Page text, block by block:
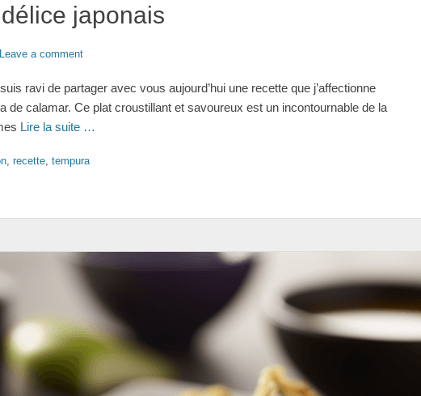
japonais
Leave a comment
ravi de partager avec vous aujourd’hui une recette que j’affectionne
de calamar. Ce plat croustillant et savoureux est un incontournable de la
Lire la suite …
, recette, tempura